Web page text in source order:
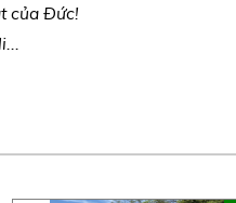
của Đức!